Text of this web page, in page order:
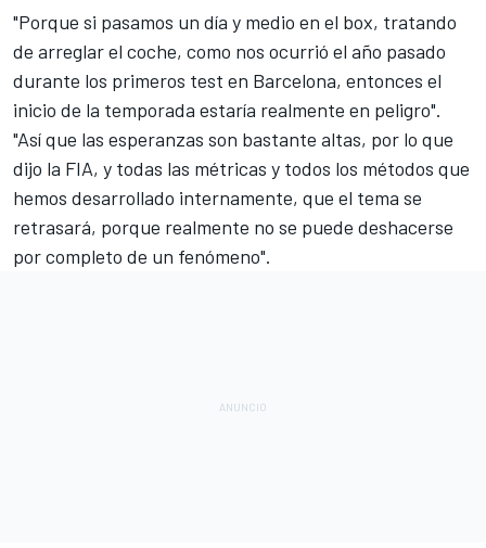
"Porque si pasamos un día y medio en el box, tratando
de arreglar el coche, como nos ocurrió el año pasado
durante los primeros test en Barcelona, entonces el
inicio de la temporada estaría realmente en peligro".
"Así que las esperanzas son bastante altas, por lo que
dijo la FIA, y todas las métricas y todos los métodos que
hemos desarrollado internamente, que el tema se
retrasará, porque realmente no se puede deshacerse
por completo de un fenómeno".